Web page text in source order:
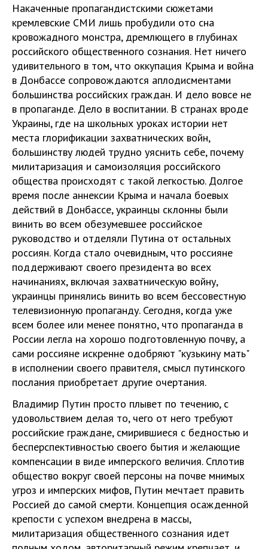
Накаченные пропагандистскими сюжетами
кремлевские СМИ лишь пробудили ото сна
кровожадного монстра, дремлющего в глубинах
российского общественного сознания. Нет ничего
удивительного в том, что оккупация Крыма и война
в Донбассе сопровождаются аплодисментами
большинства российских граждан. И дело вовсе не
в пропаганде. Дело в воспитании. В странах вроде
Украины, где на школьных уроках истории нет
места глорификации захватнических войн,
большинству людей трудно уяснить себе, почему
милитаризация и самоизоляция российского
общества происходят с такой легкостью. Долгое
время после аннексии Крыма и начала боевых
действий в Донбассе, украинцы склонны были
винить во всем обезумевшее российское
руководство и отделяли Путина от остальных
россиян. Когда стало очевидным, что россияне
поддерживают своего президента во всех
начинаниях, включая захватническую войну,
украинцы принялись винить во всем бессовестную
телевизионную пропаганду. Сегодня, когда уже
всем более или менее понятно, что пропаганда в
России легла на хорошо подготовленную почву, а
сами россияне искренне одобряют "кузькину мать"
в исполнении своего правителя, смысл путинского
послания приобретает другие очертания.
Владимир Путин просто плывет по течению, с
удовольствием делая то, чего от него требуют
российские граждане, смирившиеся с бедностью и
бесперспективностью своего бытия и желающие
компенсации в виде имперского величия. Сплотив
общество вокруг своей персоны на почве мнимых
угроз и имперских мифов, Путин мечтает править
Россией до самой смерти. Концепция осажденной
крепости с успехом внедрена в массы,
милитаризация общественного сознания идет